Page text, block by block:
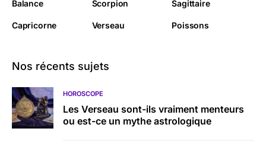
Balance Scorpion Sagittaire
Capricorne Verseau Poissons
Nos récents sujets
HOROSCOPE
Les Verseau sont-ils vraiment menteurs
ou est-ce un mythe astrologique